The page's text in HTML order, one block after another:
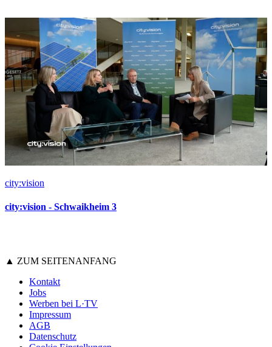
city:vision
city:vision - Schwaikheim 3
▲ ZUM SEITENANFANG
Kontakt
Jobs
Werben bei L·TV
Impressum
AGB
Datenschutz